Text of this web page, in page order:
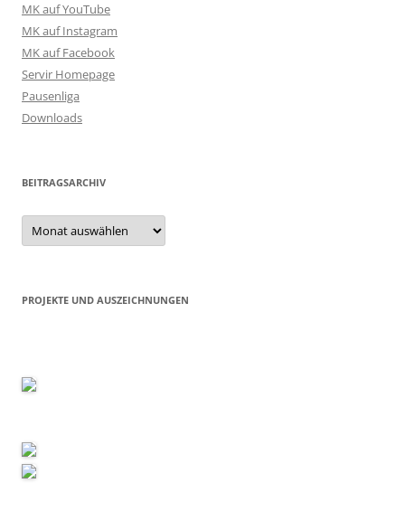
MK auf YouTube
MK auf Instagram
MK auf Facebook
Servir Homepage
Pausenliga
Downloads
BEITRAGSARCHIV
Beitragsarchiv
PROJEKTE UND AUSZEICHNUNGEN